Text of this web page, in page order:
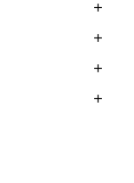



